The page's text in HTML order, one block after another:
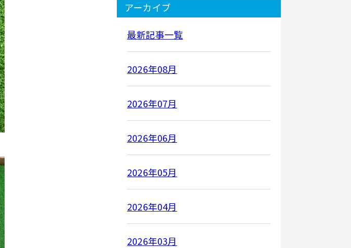
アーカイブ
最新記事一覧
2026年08月
2026年07月
2026年06月
2026年05月
2026年04月
2026年03月